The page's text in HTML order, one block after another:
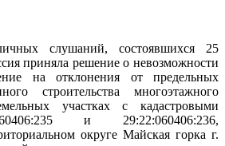
слушаний, состоявшихся 25
приняла решение о невозможности
на отклонения от предельных
строительства многоэтажного
участках с кадастровыми
и 29:22:060406:236,
округе Майская горка г.